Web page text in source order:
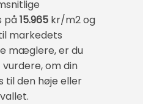
på15.965 kr/m2 og
markedets
mæglere, er du
om din
til den høje eller